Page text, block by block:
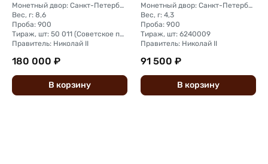
Монетный двор: Санкт-Петербургский монетный двор
Вес, г: 8,6
Проба: 900
Тираж, шт: 50 011 (Советское правительство с декабря 1925 г. по март 1926 г. отчеканило 2 011 000 10-ти рублевого достоинства царского образца, предположительно штемпелями 1911 г.)
Правитель: Николай II
180 000 ₽
В корзину
Монетный двор: Санкт-Петербургский монетный двор
Вес, г: 4,3
Проба: 900
Тираж, шт: 6240009
Правитель: Николай II
91 500 ₽
В корзину